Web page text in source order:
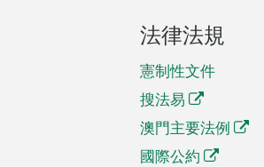
法律法規
憲制性文件
搜法易
澳門主要法例
國際公約